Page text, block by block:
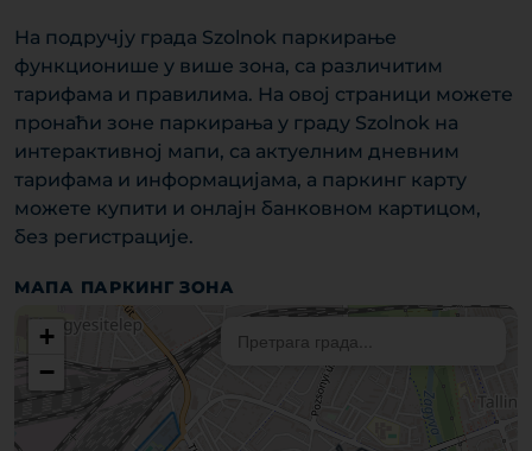
На подручју града Szolnok паркирање
функционише у више зона, са различитим
тарифама и правилима. На овој страници можете
пронаћи зоне паркирања у граду Szolnok на
интерактивној мапи, са актуелним дневним
тарифама и информацијама, а паркинг карту
можете купити и онлајн банковном картицом,
без регистрације.
МАПА ПАРКИНГ ЗОНА
+
−